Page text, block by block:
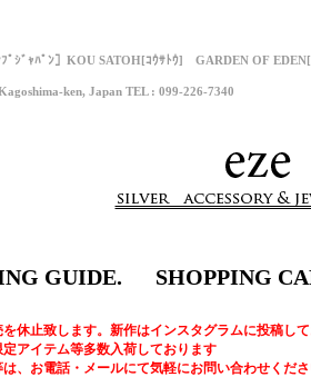
ｼﾞｬﾊﾟﾝ］KOU SATOH[ｺｳｻﾄｳ] GARDEN OF
ken, Japan TEL : 099-226-7340
GUIDE. SHOPPING
休止致します。新作はインスタグラムに投稿し
アイテム等多数入荷しております
、お電話・メールにて気軽にお問い合わせくだ